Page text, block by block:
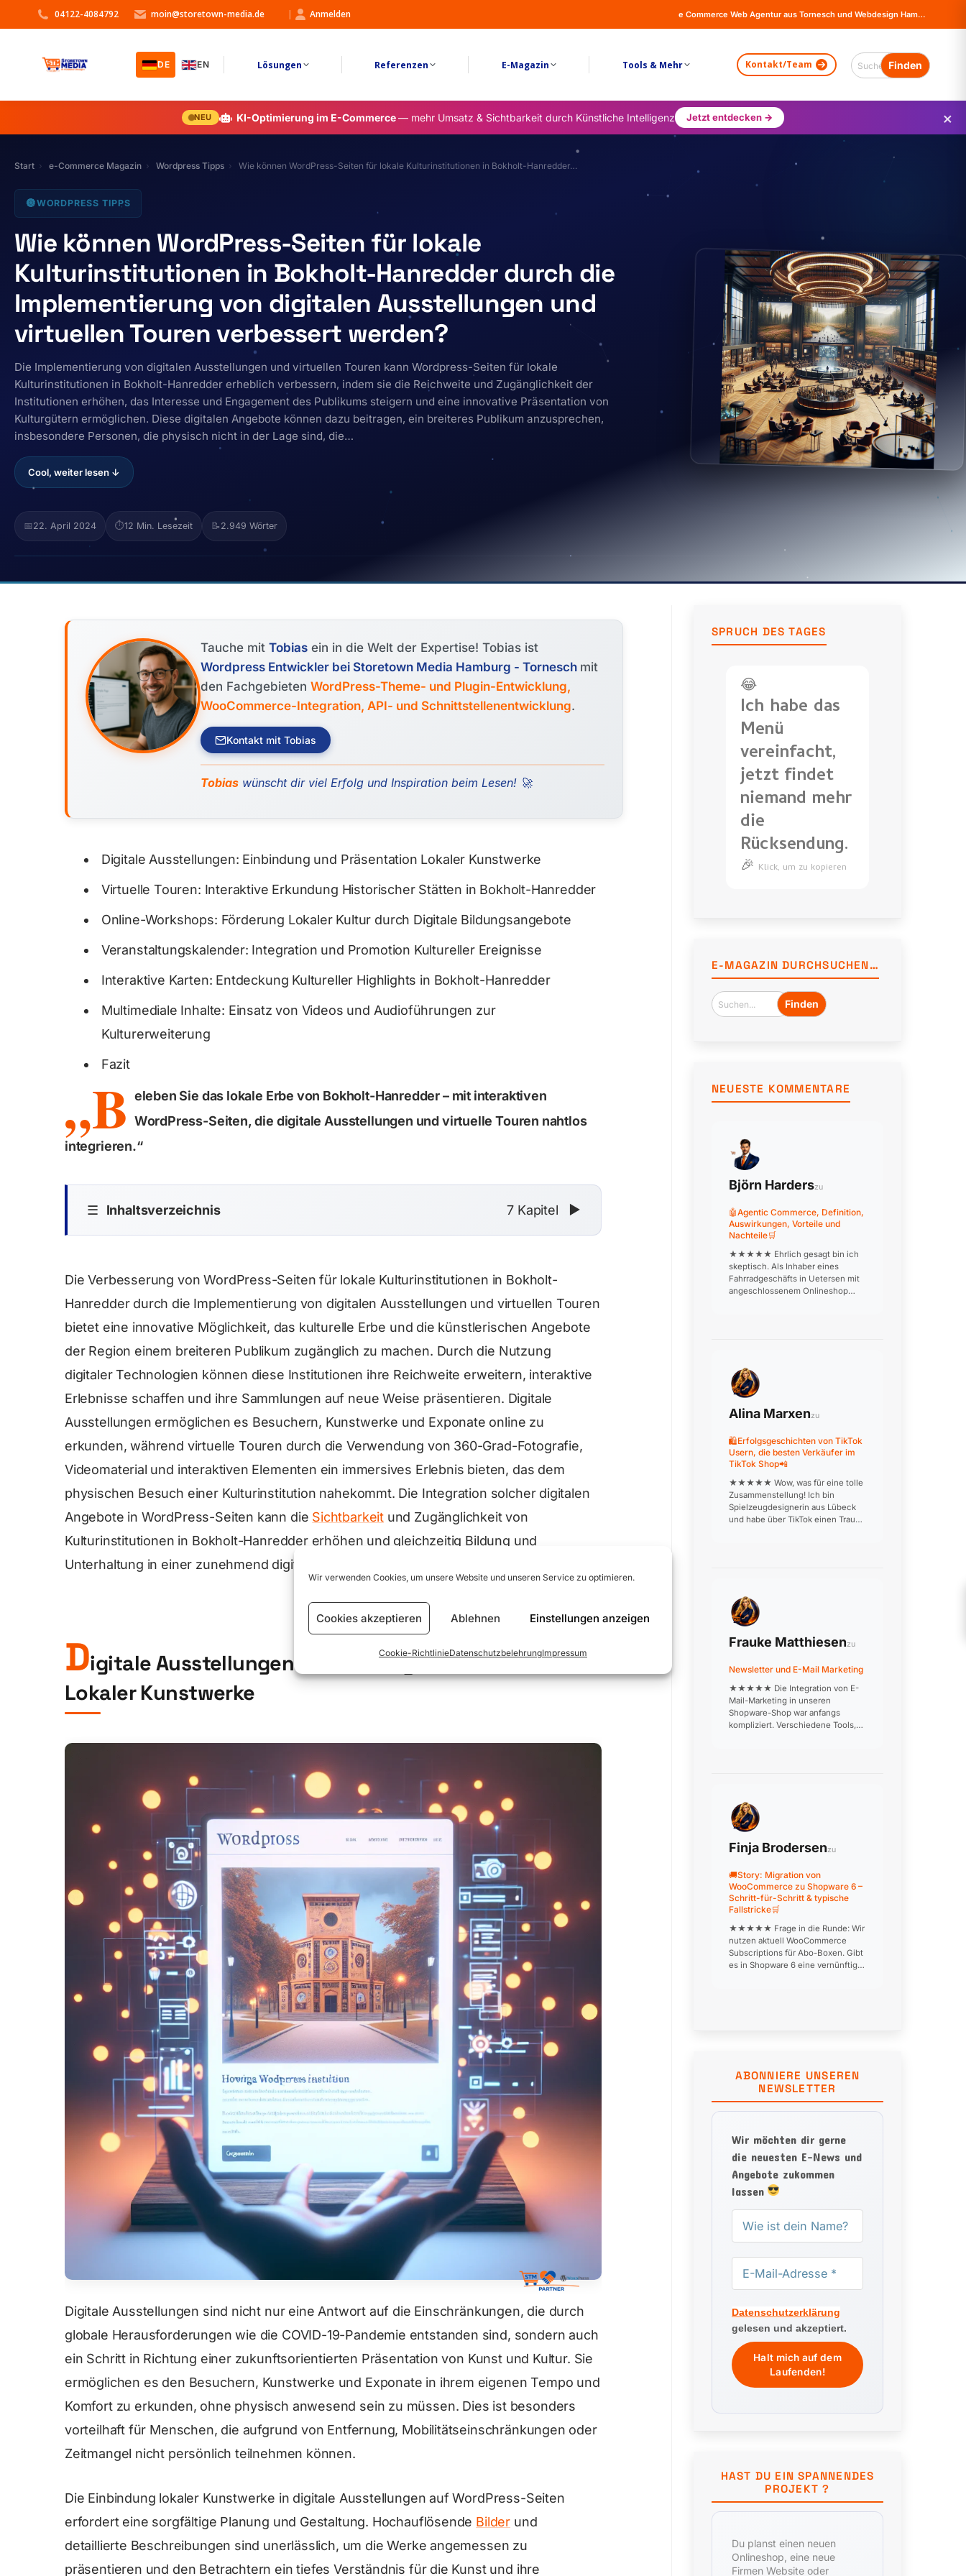
Wir verwenden Cookies, um unsere Website und unseren Service zu optimieren.
Cookies akzeptieren Ablehnen Einstellungen anzeigen
Cookie-RichtlinieDatenschutzbelehrungImpressum
04122-4084792 moin@storetown-media.de | Anmelden e Commerce Web Agentur aus Tornesch und Webdesign Hamburg - Online Shops, Firma Website Erstellung - Magento - Wordpress - WooCommerce
DE EN Lösungen Referenzen E-Magazin Tools & Mehr Kontakt/Team
NEU KI-Optimierung im E-Commerce— mehr Umsatz & Sichtbarkeit durch Künstliche Intelligenz Jetzt entdecken → ×
Start e-Commerce Magazin Wordpress Tipps Wie können WordPress-Seiten für lokale Kulturinstitutionen in Bokholt-Hanredder…
🔘WORDPRESS TIPPS
Wie können WordPress-Seiten für lokale
Kulturinstitutionen in Bokholt-Hanredder durch die
Implementierung von digitalen Ausstellungen und
virtuellen Touren verbessert werden?
Die Implementierung von digitalen Ausstellungen und virtuellen Touren kann Wordpress-Seiten für lokale
Kulturinstitutionen in Bokholt-Hanredder erheblich verbessern, indem sie die Reichweite und Zugänglichkeit der
Institutionen erhöhen, das Interesse und Engagement des Publikums steigern und eine innovative Präsentation von
Kulturgütern ermöglichen. Diese digitalen Angebote können dazu beitragen, ein breiteres Publikum anzusprechen,
insbesondere Personen, die physisch nicht in der Lage sind, die…
Cool, weiter lesen ↓
📅 22. April 2024 ⏱️12 Min. Lesezeit 📝 2.949 Wörter
Tauche mit Tobias ein in die Welt der Expertise! Tobias ist
Wordpress Entwickler bei Storetown Media Hamburg - Tornesch mit
den Fachgebieten WordPress-Theme- und Plugin-Entwicklung,
WooCommerce-Integration, API- und Schnittstellenentwicklung.
Kontakt mit Tobias
Tobias wünscht dir viel Erfolg und Inspiration beim Lesen! 🚀
Digitale Ausstellungen: Einbindung und Präsentation Lokaler Kunstwerke
Virtuelle Touren: Interaktive Erkundung Historischer Stätten in Bokholt-Hanredder
Online-Workshops: Förderung Lokaler Kultur durch Digitale Bildungsangebote
Veranstaltungskalender: Integration und Promotion Kultureller Ereignisse
Interaktive Karten: Entdeckung Kultureller Highlights in Bokholt-Hanredder
Multimediale Inhalte: Einsatz von Videos und Audioführungen zur
Kulturerweiterung
Fazit
„B eleben Sie das lokale Erbe von Bokholt-Hanredder – mit interaktiven
WordPress-Seiten, die digitale Ausstellungen und virtuelle Touren nahtlos
integrieren.“
☰ Inhaltsverzeichnis 7 Kapitel ▼
Die Verbesserung von WordPress-Seiten für lokale Kulturinstitutionen in Bokholt-
Hanredder durch die Implementierung von digitalen Ausstellungen und virtuellen Touren
bietet eine innovative Möglichkeit, das kulturelle Erbe und die künstlerischen Angebote
der Region einem breiteren Publikum zugänglich zu machen. Durch die Nutzung
digitaler Technologien können diese Institutionen ihre Reichweite erweitern, interaktive
Erlebnisse schaffen und ihre Sammlungen auf neue Weise präsentieren. Digitale
Ausstellungen ermöglichen es Besuchern, Kunstwerke und Exponate online zu
erkunden, während virtuelle Touren durch die Verwendung von 360-Grad-Fotografie,
Videomaterial und interaktiven Elementen ein immersives Erlebnis bieten, das dem
physischen Besuch einer Kulturinstitution nahekommt. Die Integration solcher digitalen
Angebote in WordPress-Seiten kann die Sichtbarkeit und Zugänglichkeit von
Kulturinstitutionen in Bokholt-Hanredder erhöhen und gleichzeitig Bildung und
Unterhaltung in einer zunehmend digitalisierten Welt fördern.
Digitale Ausstellungen: Einbindung und Präsentation
Lokaler Kunstwerke
Digitale Ausstellungen sind nicht nur eine Antwort auf die Einschränkungen, die durch
globale Herausforderungen wie die COVID-19-Pandemie entstanden sind, sondern auch
ein Schritt in Richtung einer zukunftsorientierten Präsentation von Kunst und Kultur. Sie
ermöglichen es den Besuchern, Kunstwerke und Exponate in ihrem eigenen Tempo und
Komfort zu erkunden, ohne physisch anwesend sein zu müssen. Dies ist besonders
vorteilhaft für Menschen, die aufgrund von Entfernung, Mobilitätseinschränkungen oder
Zeitmangel nicht persönlich teilnehmen können.
Die Einbindung lokaler Kunstwerke in digitale Ausstellungen auf WordPress-Seiten
erfordert eine sorgfältige Planung und Gestaltung. Hochauflösende Bilder und
detaillierte Beschreibungen sind unerlässlich, um die Werke angemessen zu
präsentieren und den Betrachtern ein tiefes Verständnis für die Kunst und ihre
SPRUCH DES TAGES
😂
Ich habe das
Menü
vereinfacht,
jetzt findet
niemand mehr
die
Rücksendung.
🎉 Klick, um zu kopieren
jetzt
findet
E-MAGAZIN DURCHSUCHEN…
NEUESTE KOMMENTARE
Björn Harderszu
🤖Agentic Commerce, Definition,
Auswirkungen, Vorteile und
Nachteile🛒
★★★★★ Ehrlich gesagt bin ich
skeptisch. Als Inhaber eines
Fahrradgeschäfts in Uetersen mit
angeschlossenem Onlineshop
Alina Marxenzu
🛍️Erfolgsgeschichten von TikTok
Usern, die besten Verkäufer im
TikTok Shop📲
★★★★★ Wow, was für eine tolle
Zusammenstellung! Ich bin
Spielzeugdesignerin aus Lübeck
und habe über TikTok einen Traum
Frauke Matthiesenzu
Newsletter und E-Mail Marketing
★★★★★ Die Integration von E-
Mail-Marketing in unseren
Shopware-Shop war anfangs
kompliziert. Verschiedene Tools,
Finja Brodersenzu
🚚Story: Migration von
WooCommerce zu Shopware 6 –
Schritt-für-Schritt & typische
Fallstricke🛒
★★★★★ Frage in die Runde: Wir
nutzen aktuell WooCommerce
Subscriptions für Abo-Boxen. Gibt
es in Shopware 6 eine vernünftige
ABONNIERE UNSEREN
NEWSLETTER
Wir möchten dir gerne
die neuesten E-News und
Angebote zukommen
lassen
Datenschutzerklärung
gelesen und akzeptiert.
HAST DU EIN SPANNENDES
PROJEKT ?
Du planst einen neuen
Onlineshop, eine neue
Firmen Website oder